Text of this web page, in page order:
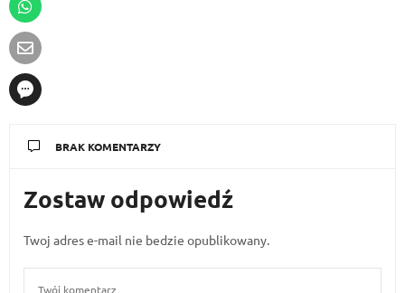
BRAK KOMENTARZY
Zostaw odpowiedź
Twoj adres e-mail nie bedzie opublikowany.